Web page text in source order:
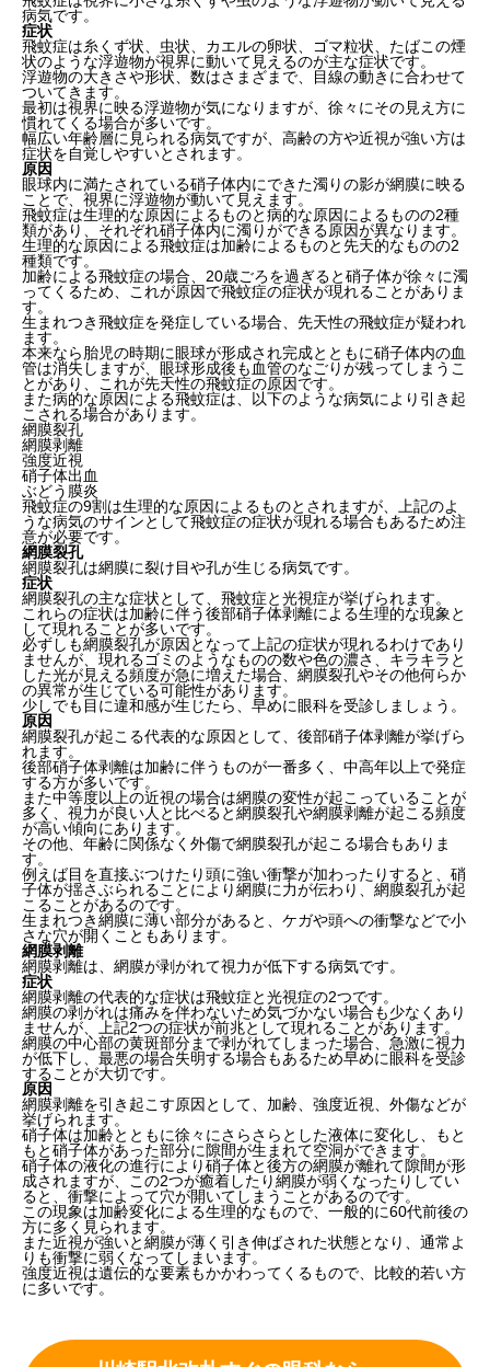
病気です。
症状
飛蚊症は糸くず状、虫状、カエルの卵状、ゴマ粒状、たばこの煙
状のような浮遊物が視界に動いて見えるのが主な症状です。
浮遊物の大きさや形状、数はさまざまで、目線の動きに合わせて
ついてきます。
最初は視界に映る浮遊物が気になりますが、徐々にその見え方に
慣れてくる場合が多いです。
幅広い年齢層に見られる病気ですが、高齢の方や近視が強い方は
症状を自覚しやすいとされます。
原因
眼球内に満たされている硝子体内にできた濁りの影が網膜に映る
ことで、視界に浮遊物が動いて見えます。
飛蚊症は生理的な原因によるものと病的な原因によるものの2種
類があり、それぞれ硝子体内に濁りができる原因が異なります。
生理的な原因による飛蚊症は加齢によるものと先天的なものの2
種類です。
加齢による飛蚊症の場合、20歳ごろを過ぎると硝子体が徐々に濁
ってくるため、これが原因で飛蚊症の症状が現れることがありま
す。
生まれつき飛蚊症を発症している場合、先天性の飛蚊症が疑われ
ます。
本来なら胎児の時期に眼球が形成され完成とともに硝子体内の血
管は消失しますが、眼球形成後も血管のなごりが残ってしまうこ
とがあり、これが先天性の飛蚊症の原因です。
また病的な原因による飛蚊症は、以下のような病気により引き起
こされる場合があります。
網膜裂孔
網膜剥離
強度近視
硝子体出血
ぶどう膜炎
飛蚊症の9割は生理的な原因によるものとされますが、上記のよ
うな病気のサインとして飛蚊症の症状が現れる場合もあるため注
意が必要です。
網膜裂孔
網膜裂孔は網膜に裂け目や孔が生じる病気です。
症状
網膜裂孔の主な症状として、 飛蚊症と光視症が挙げられます。
これらの症状は加齢に伴う後部硝子体剥離による生理的な現象と
して現れることが多いです。
必ずしも網膜裂孔が原因となって上記の症状が現れるわけであり
ませんが、現れるゴミのようなものの数や色の濃さ、キラキラと
した光が見える頻度が急に増えた場合、網膜裂孔やその他何らか
の異常が生じている可能性があります。
少しでも目に違和感が生じたら、早めに眼科を受診しましょう。
原因
網膜裂孔が起こる代表的な原因として、 後部硝子体剥離が挙げら
れます。
後部硝子体剥離は加齢に伴うものが一番多く、中高年以上で発症
する方が多いです。
また中等度以上の近視の場合は網膜の変性が起こっていることが
多く、視力が良い人と比べると網膜裂孔や網膜剥離が起こる頻度
が高い傾向にあります。
その他、年齢に関係なく外傷で網膜裂孔が起こる場合もありま
す。
例えば目を直接ぶつけたり頭に強い衝撃が加わったりすると、硝
子体が揺さぶられることにより網膜に力が伝わり、網膜裂孔が起
こることがあるのです。
生まれつき網膜に薄い部分があると、ケガや頭への衝撃などで小
さな穴が開くこともあります。
網膜剥離
網膜剥離は、網膜が剥がれて視力が低下する病気です。
症状
網膜剥離の代表的な症状は飛蚊症と光視症の2つです。
網膜の剥がれは痛みを伴わないため気づかない場合も少なくあり
ませんが、上記2つの症状が前兆として現れることがあります。
網膜の中心部の黄斑部分まで剥がれてしまった場合、急激に視力
が低下し、最悪の場合失明する場合もあるため早めに眼科を受診
することが大切です。
原因
網膜剥離を引き起こす原因として、 加齢、強度近視、外傷などが
挙げられます。
硝子体は加齢とともに徐々にさらさらとした液体に変化し、もと
もと硝子体があった部分に隙間が生まれて空洞ができます。
硝子体の液化の進行により硝子体と後方の網膜が離れて隙間が形
成されますが、この2つが癒着したり網膜が弱くなったりしてい
ると、衝撃によって穴が開いてしまうことがあるのです。
この現象は加齢変化による生理的なもので、一般的に60代前後の
方に多く見られます。
また近視が強いと網膜が薄く引き伸ばされた状態となり、通常よ
りも衝撃に弱くなってしまいます。
強度近視は遺伝的な要素もかかわってくるもので、比較的若い方
に多いです。